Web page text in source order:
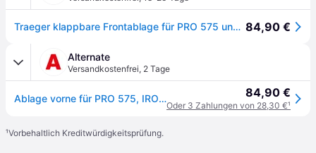
Traeger klappbare Frontablage für PRO 575 und IRONWOOD 650 84,90 €
Alternate
Versandkostenfrei, 2 Tage
Ablage vorne für PRO 575, IRONWOOD 650 BAC563 84,90 €
Oder 3 Zahlungen von 28,30 €¹
¹Vorbehaltlich Kreditwürdigkeitsprüfung.